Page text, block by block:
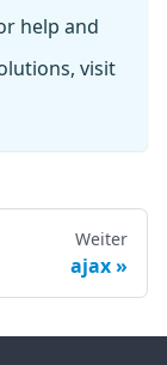
help and
visit
Weiter
ajax